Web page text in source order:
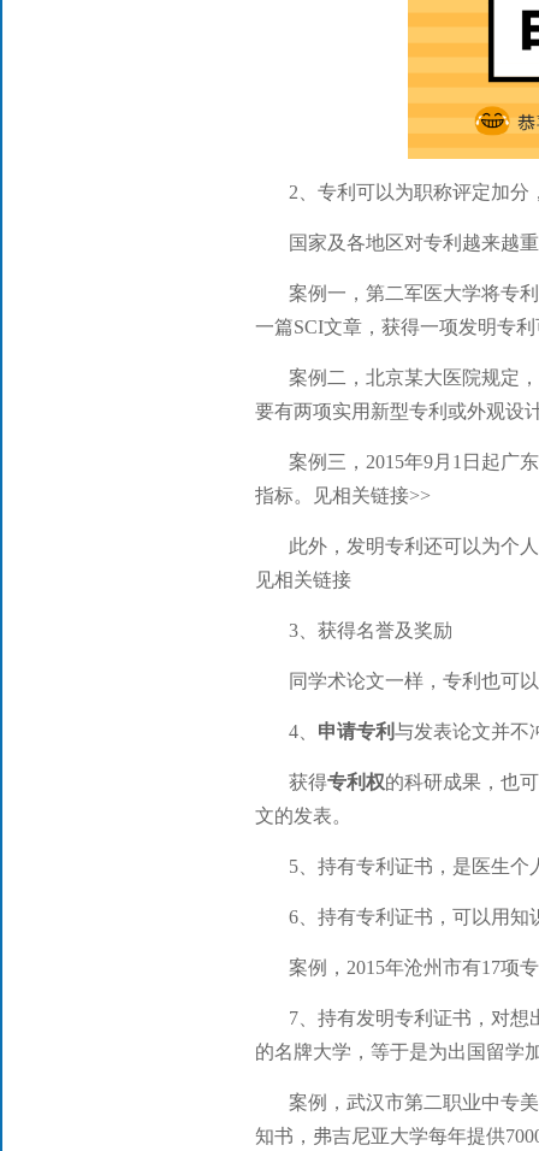
2、专利可以为职称评定加分
国家及各地区对专利越来越
案例一，第二军医大学将专
一篇SCI文章，获得一项发明专
案例二，北京某大医院规定
要有两项实用新型专利或外观设
案例三，2015年9月1日起广
指标。见相关链接>>
此外，发明专利还可以为个
见相关链接
3、获得名誉及奖励
同学术论文一样，专利也可
4、 申请专利与发表论文并不
获得专利权的科研成果，也
文的发表。
5、持有专利证书，是医生
6、持有专利证书，可以用
案例，2015年沧州市有17项
7、持有发明专利证书，对
的名牌大学，等于是为出国留学
案例，武汉市第二职业中专
知书，弗吉尼亚大学每年提供